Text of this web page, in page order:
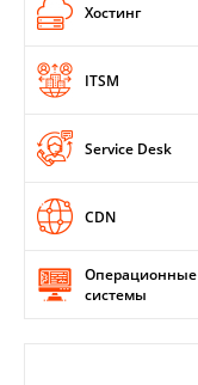
Хостинг
ITSM
Service Desk
CDN
Операционные
системы